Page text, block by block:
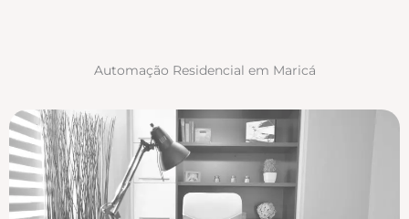
Automação Residencial em Maricá